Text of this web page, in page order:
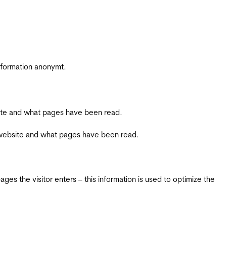
anonymt.
and what pages have been read.
and what pages have been read.
the visitor enters – this information is used to optimize the